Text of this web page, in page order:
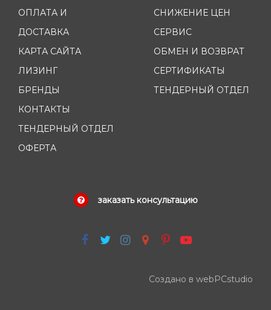
ОПЛАТА И
ДОСТАВКА
КАРТА САЙТА
ЛИЗИНГ
БРЕНДЫ
КОНТАКТЫ
ТЕНДЕРНЫЙ ОТДЕЛ
ОФЕРТА
СНИЖЕНИЕ ЦЕН
СЕРВИС
ОБМЕН И ВОЗВРАТ
СЕРТИФИКАТЫ
ТЕНДЕРНЫЙ ОТДЕЛ
заказать консультацию
Создано в webPCstudio